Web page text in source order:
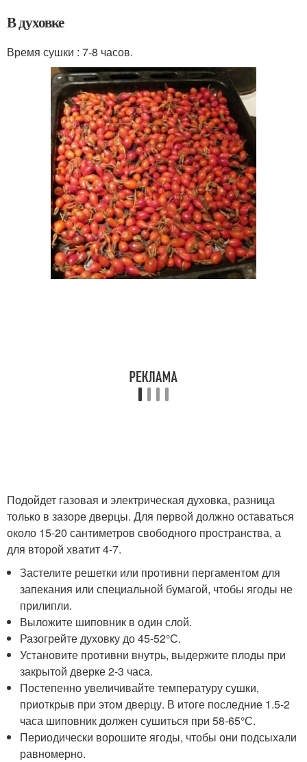
В духовке
Время сушки : 7-8 часов.
Подойдет газовая и электрическая духовка, разница
только в зазоре дверцы. Для первой должно оставаться
около 15-20 сантиметров свободного пространства, а
для второй хватит 4-7.
Застелите решетки или противни пергаментом для
запекания или специальной бумагой, чтобы ягоды не
прилипли.
Выложите шиповник в один слой.
Разогрейте духовку до 45-52°С.
Установите противни внутрь, выдержите плоды при
закрытой дверке 2-3 часа.
Постепенно увеличивайте температуру сушки,
приоткрыв при этом дверцу. В итоге последние 1.5-2
часа шиповник должен сушиться при 58-65°С.
Периодически ворошите ягоды, чтобы они подсыхали
равномерно.